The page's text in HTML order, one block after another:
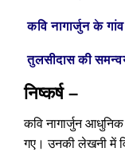
कवि नागार्जुन के
तुलसीदास की
निष्कर्ष –
कवि नागार्जुन
गए। उनकी लेखनी में